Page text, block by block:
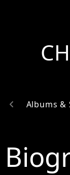
Albums &
chevron_left